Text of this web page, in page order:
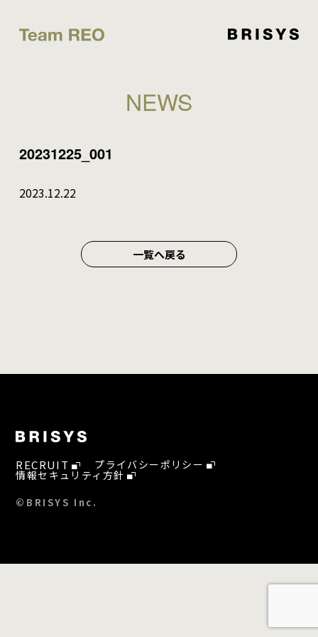
NEWS
20231225_001
2023.12.22
一覧へ戻る
RECRUIT プライバシーポリシー
情報セキュリティ方針
©BRISYS Inc.